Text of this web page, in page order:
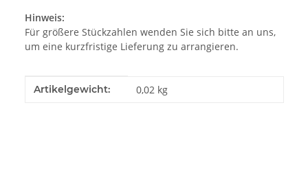
Hinweis:
Für größere Stückzahlen wenden Sie sich bitte an uns,
um eine kurzfristige Lieferung zu arrangieren.
Produkteigenschaft
Wert
Artikelgewicht: 0,02 kg